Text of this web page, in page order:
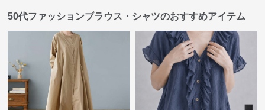
50代ファッションブラウス・シャツのおすすめアイテム